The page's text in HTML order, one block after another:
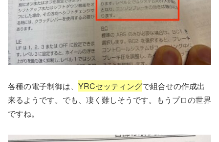
各種の電子制御は、 YRCセッティングで組合せの作成出
来るようです。でも、凄く難しそうです。もうプロの世界
ですね。